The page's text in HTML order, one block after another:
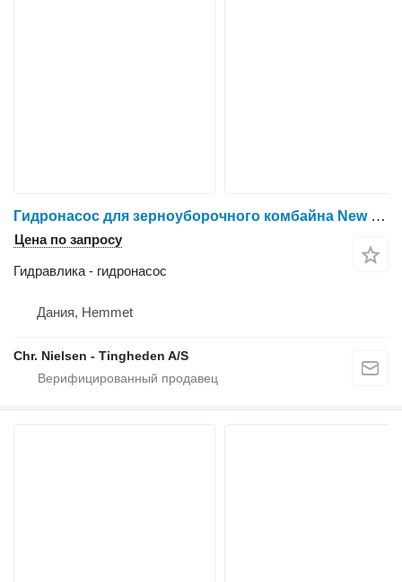
Гидронасос для зерноуборочного комбайна New Holland TF44
Цена по запросу
Гидравлика - гидронасос
Дания, Hemmet
Chr. Nielsen - Tingheden A/S